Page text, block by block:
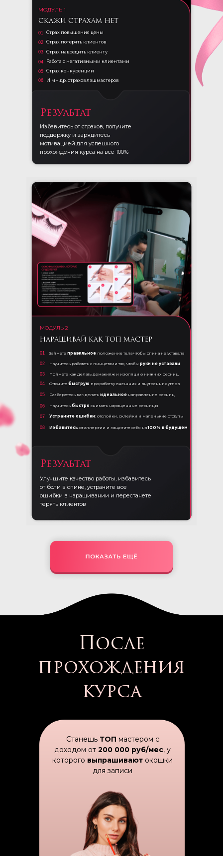
МОДУЛЬ 1
СКАЖИ СТРАХАМ НЕТ
Результат
Избавитесь от страхов, получите
поддержку и зарядитесь
мотивацией для успешного
прохождения курса на все 100%
МОДУЛЬ 2
НАРАЩИВАЙ КАК ТОП МАСТЕР
Займете правильное положение тела чтобы спина не уставала
01
Научитесь работать с пинцетами так, чтобы руки не уставали
02
Поймете как делать демакияж и изоляцию нижних ресниц
03
Отточите быструю проработку внешних и внутренних углов
Страх повышения цены
01
Cтрах навредить клиенту
Страх потерять клиентов
02
03
Работа с негативными клиентами
04
Страх конкуренции
05
И мн.др. страхов лэшмастеров
04
06
Разберетесь как делать идеальное направление ресниц
05
Научитесь быстро снимать наращенные ресницы
06
Устраните ошибки: отслойки, склейки и маленькие отступы
07
Избавитесь от аллергии и защитите себя на100% в будущем
08
Результат
Улучшите качество работы, избавитесь
от боли в спине, устраните все
ошибки в наращивании и перестанете
терять клиентов
После
прохождения
курса
Станешь ТОП мастером с
доходом от 200 000 руб/мес, у
которого выпрашивают окошки
для записи